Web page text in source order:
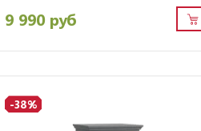
9 990 руб
-38%